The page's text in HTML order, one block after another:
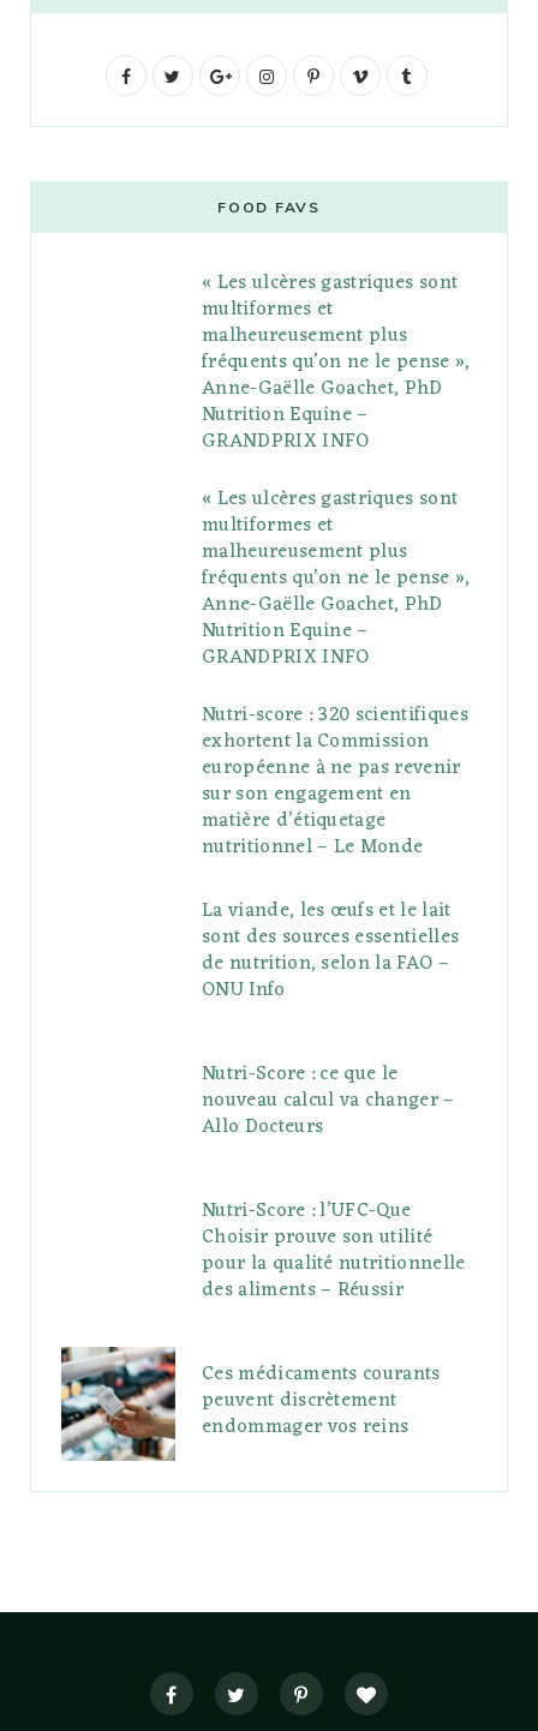
F
b
t
G
g
l
e
P
l
s
I
t
a
g
r
a
m
P
e
r
e
s
V
o
l
r
FOOD FAVS
« Les ulcères gastriques sont
multiformes et
malheureusement plus
fréquents qu’on ne le pense »,
Anne-Gaëlle Goachet, PhD
Nutrition Equine –
GRANDPRIX INFO
« Les ulcères gastriques sont
multiformes et
malheureusement plus
fréquents qu’on ne le pense »,
Anne-Gaëlle Goachet, PhD
Nutrition Equine –
GRANDPRIX INFO
Nutri-score : 320 scientifiques
exhortent la Commission
européenne à ne pas revenir
sur son engagement en
matière d’étiquetage
nutritionnel – Le Monde
La viande, les œufs et le lait
sont des sources essentielles
de nutrition, selon la FAO –
ONU Info
Nutri-Score : ce que le
nouveau calcul va changer –
Allo Docteurs
Nutri-Score : l’UFC-Que
Choisir prouve son utilité
pour la qualité nutritionnelle
des aliments – Réussir
Ces médicaments courants
peuvent discrètement
endommager vos reins